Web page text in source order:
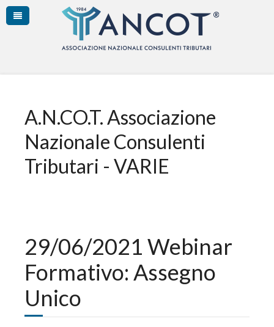
A.N.CO.T. Associazione
Nazionale Consulenti
Tributari - VARIE
29/06/2021 Webinar
Formativo: Assegno
Unico